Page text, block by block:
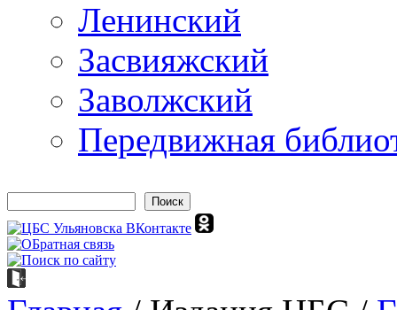
Ленинский
Засвияжский
Заволжский
Передвижная
Форма поиска